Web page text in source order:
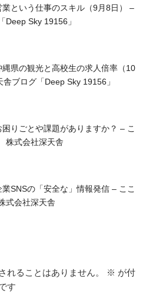
業という仕事のスキル（9月8日） –
Deep Sky 19156」
縄県の観光と高校生の求人倍率（10
舎ブログ「Deep Sky 19156」
困りごとや課題がありますか？ – こ
株式会社深天舎
業SNSの「安全な」情報発信 – ここ
式会社深天舎
れることはありません。 ※ が付
す